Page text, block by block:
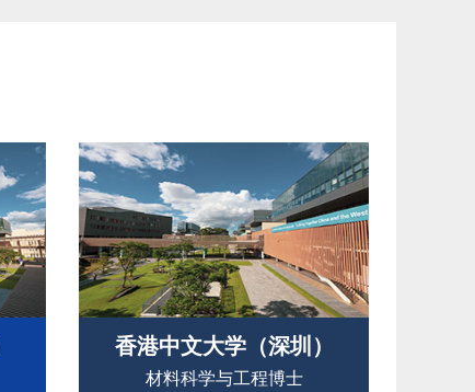
香港中文大学（深圳）
材料科学与工程博士